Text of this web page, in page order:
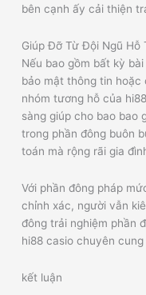
bên cạnh ấy cải thiện
Giúp Đỡ Từ Đội Ngũ Hỗ
Nếu bao gồm bất kỳ
bảo mật thông tin hoặc
nhóm tương hỗ của
sàng giúp cho bao bao
trong phần đông buôn
toán mà rộng rãi gia
Với phần đông pháp
chỉnh xác, người vẫn
đông trải nghiệm phần
hi88 casio chuyên
kết luận